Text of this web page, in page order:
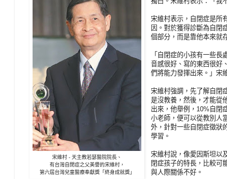
宋維村 - 天主教若瑟醫院院長、
有台灣自閉症之父美譽的宋維村，
第六屆台灣兒童醫療奉獻獎「終身成就獎」
宋維村表示，自閉症是所
因。對於獲得診斷為自閉
個部分，而是靠他本來就
「自閉症的小孩有一些
音感很好、寫的東西很好
們將能力發揮出來。」宋
宋維村強調，先了解自閉
是沒教養，然後，才能從
出來，他舉例，10%自閉
小老師，便可以從教別人
外，針對一些自閉症徵狀
學習。
宋維村說，像愛因斯坦以
閉症孩子的特長，比較可
與人際關係不好。